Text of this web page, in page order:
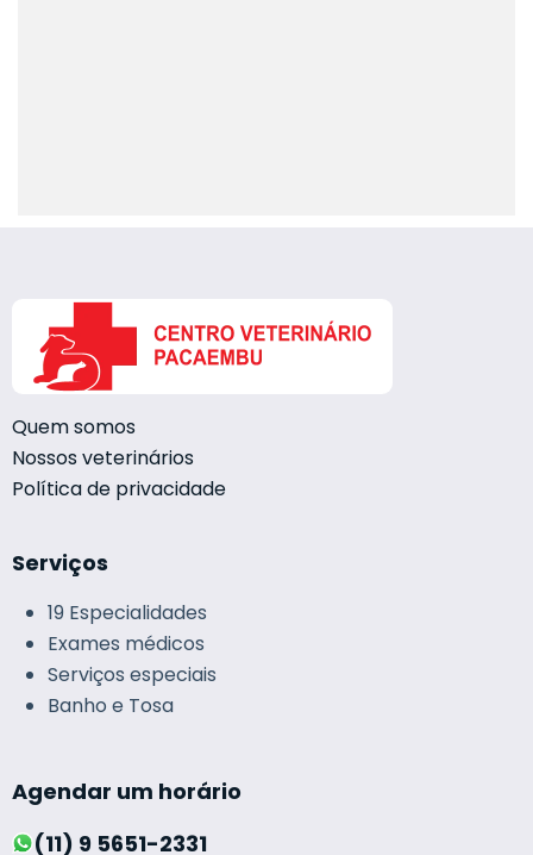
Quem somos
Nossos veterinários
Política de privacidade
Serviços
19 Especialidades
Exames médicos
Serviços especiais
Banho e Tosa
Agendar um horário
(11) 9 5651-2331